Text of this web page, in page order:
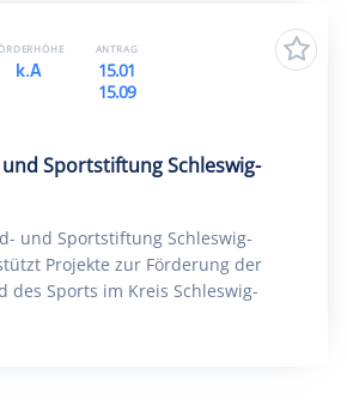
und Sportstiftung Schleswig-
und Sportstiftung Schleswig-
Projekte zur Förderung der
des Sports im Kreis Schleswig-
k.A
ANTRAG
15.01
15.09